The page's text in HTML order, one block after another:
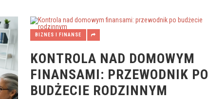
BIZNES I FINANSE
KONTROLA NAD DOMOWYM
FINANSAMI: PRZEWODNIK PO
BUDŻECIE RODZINNYM